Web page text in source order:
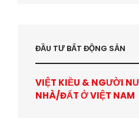
ĐẦU TƯ BẤT ĐỘNG SẢN
VIỆT KIỀU & NGƯỜI
NHÀ/ĐẤT Ở VIỆT NAM